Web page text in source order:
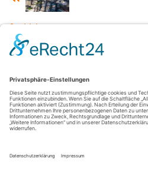
Stadtleben vs.
Landleben
Datenschutz